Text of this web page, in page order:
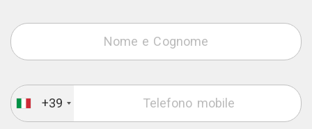
+39